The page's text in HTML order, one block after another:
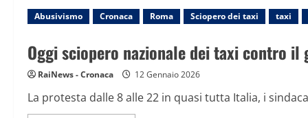
dissesto
continuo.
Ma
riaprono
le
scuole,
con
psicologi
Abusivismo Cronaca Roma Sciopero dei taxi taxi
Oggi sciopero nazionale dei taxi contro
RaiNews - Cronaca 12 Gennaio 2026
La protesta dalle 8 alle 22 in quasi tutta Italia, i